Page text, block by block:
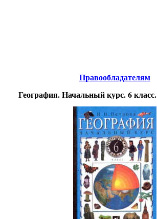
Правообладателям
География. Начальный курс. 6 класс.